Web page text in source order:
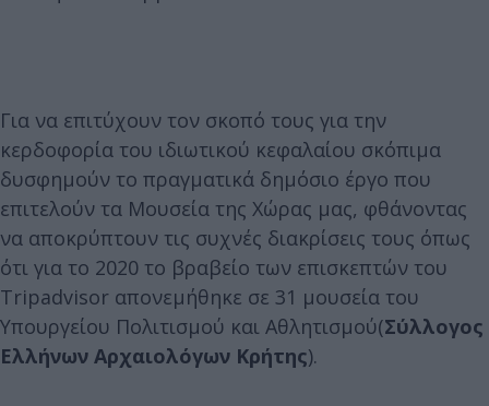
Για να επιτύχουν τον σκοπό τους για την
κερδοφορία του ιδιωτικού κεφαλαίου σκόπιμα
δυσφημούν το πραγματικά δημόσιο έργο που
επιτελούν τα Μουσεία της Χώρας μας, φθάνοντας
να αποκρύπτουν τις συχνές διακρίσεις τους όπως
ότι για το 2020 το βραβείο των επισκεπτών του
Tripadvisor απονεμήθηκε σε 31 μουσεία του
Υπουργείου Πολιτισμού και Αθλητισμού(Σύλλογος
Ελλήνων Αρχαιολόγων Κρήτης).